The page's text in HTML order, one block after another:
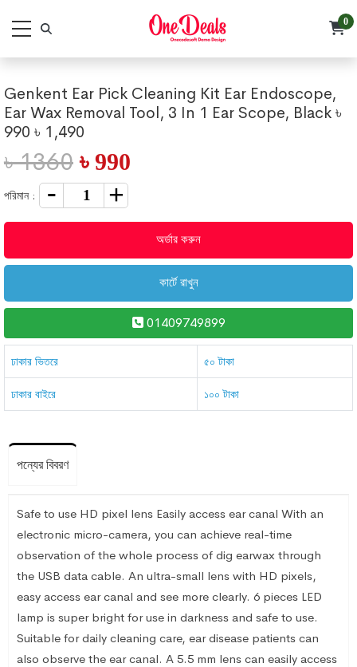
0
Genkent Ear Pick Cleaning Kit Ear Endoscope,
Ear Wax Removal Tool, 3 In 1 Ear Scope, Black ৳
990 ৳ 1,490
৳ 1360 ৳ 990
পরিমান :
অর্ডার করুন
কার্টে রাখুন
01409749899
ঢাকার ভিতরে ৫০ টাকা
ঢাকার বাইরে ১০০ টাকা
পন্যের বিবরণ
Safe to use HD pixel lens Easily access ear canal With an
electronic micro-camera, you can achieve real-time
observation of the whole process of dig earwax through
the USB data cable. An ultra-small lens with HD pixels,
easy access ear canal and see more clearly. 6 pieces LED
lamp is super bright for use in darkness and safe to use.
Suitable for daily cleaning care, ear disease patients can
also observe the ear canal. A 5.5 mm lens can easily access